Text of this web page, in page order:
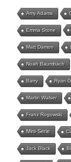
Amy Adams
Emma Stone
Matt Damon
Noah Baumbach
Barry Ryan
Martin Walser
Franz Rogowski
Mini-Serie
Jack Black